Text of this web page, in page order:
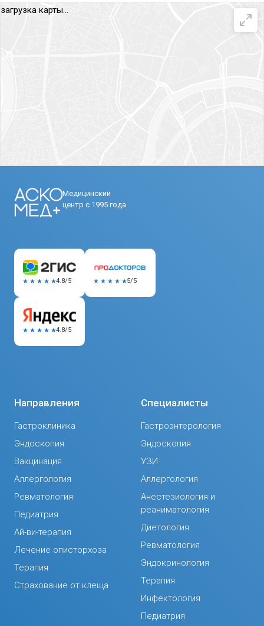
загрузка карты...
Медицинский
центр с 1995 года
Направления
Гастроклиника
Эндоскопия
Вакцинация
Аллергология
Ревматология
Педиатрия
Ай-ви-терапия
Лечение описторхоза
Терапия
Страхование от клеща
Специалисты
Гастроэнтерология
Эндоскопия
УЗИ
Аллергология
Анестезиология и
реаниматология
Диетология
Ревматология
Эндокринология
Терапия
Инфектология
Педиатрия
4.8/5 5/5
4.8/5